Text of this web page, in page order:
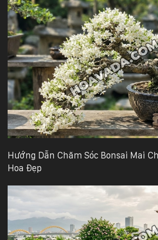
Hướng Dẫn Chăm Sóc Bonsai Mai
Hoa Đẹp